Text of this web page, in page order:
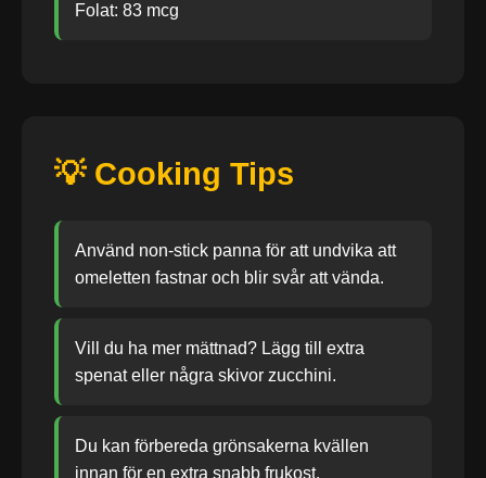
Folat: 83 mcg
💡 Cooking Tips
Använd non-stick panna för att undvika att
omeletten fastnar och blir svår att vända.
Vill du ha mer mättnad? Lägg till extra
spenat eller några skivor zucchini.
Du kan förbereda grönsakerna kvällen
innan för en extra snabb frukost.